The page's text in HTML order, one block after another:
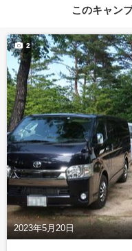
このキャン
2023年5月20日
2